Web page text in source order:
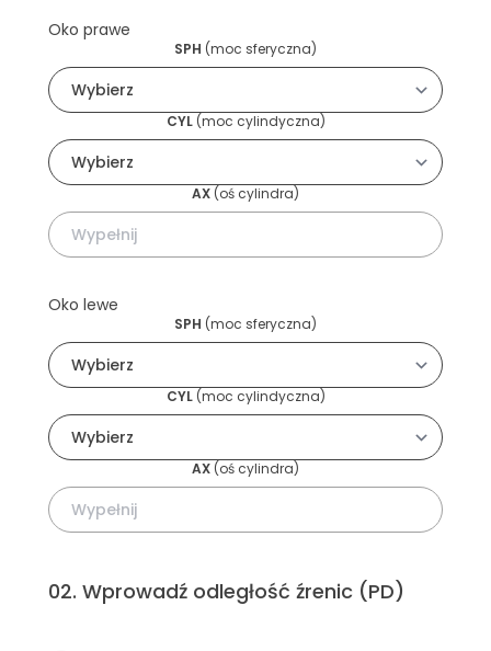
Oko prawe
SPH (moc sferyczna)
CYL(moc cylindyczna)
AX (oś cylindra)
Oko lewe
SPH (moc sferyczna)
CYL(moc cylindyczna)
AX (oś cylindra)
02. Wprowadź odległość źrenic (PD)